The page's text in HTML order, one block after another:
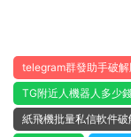
telegram群發助手破解
TG附近人機器人多少
紙飛機批量私信軟件破